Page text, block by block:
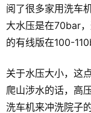
阅了很多家用洗车
大水压是在70bar
的有线版在100-
关于水压大小，这
爬山涉水的话，高
洗车机来冲洗院子